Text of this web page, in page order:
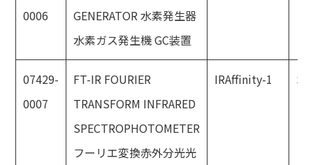
0006
GENERATOR 水素発生器
水素ガス発生機 GC装置
07429-
0007
FT-IR FOURIER
TRANSFORM INFRARED
SPECTROPHOTOMETER
フーリエ変換赤外分光光
IRAffinity-1